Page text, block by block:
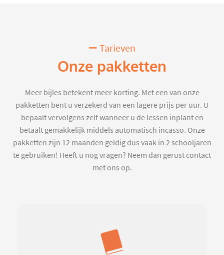
Tarieven
Onze pakketten
Meer bijles betekent meer korting. Met een van onze
pakketten bent u verzekerd van een lagere prijs per uur. U
bepaalt vervolgens zelf wanneer u de lessen inplant en
betaalt gemakkelijk middels automatisch incasso. Onze
pakketten zijn 12 maanden geldig dus vaak in 2 schooljaren
te gebruiken! Heeft u nog vragen? Neem dan gerust contact
met ons op.